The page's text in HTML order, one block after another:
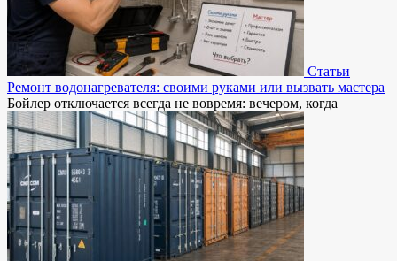
Статьи
Ремонт водонагревателя: своими руками или вызвать мастера
Бойлер отключается всегда не вовремя: вечером, когда